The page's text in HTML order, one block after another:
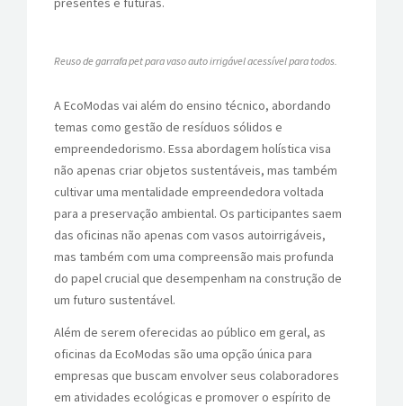
Reuso de garrafa pet para vaso auto irrigável acessível para todos.
A EcoModas vai além do ensino técnico, abordando
temas como gestão de resíduos sólidos e
empreendedorismo. Essa abordagem holística visa
não apenas criar objetos sustentáveis, mas também
cultivar uma mentalidade empreendedora voltada
para a preservação ambiental. Os participantes saem
das oficinas não apenas com vasos autoirrigáveis,
mas também com uma compreensão mais profunda
do papel crucial que desempenham na construção de
um futuro sustentável.
Além de serem oferecidas ao público em geral, as
oficinas da EcoModas são uma opção única para
empresas que buscam envolver seus colaboradores
em atividades ecológicas e promover o espírito de